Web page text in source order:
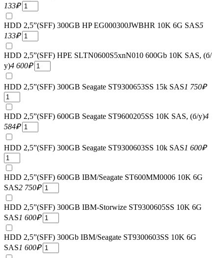
133₽
HDD 2,5”(SFF) 300GB HP EG000300JWBHR 10K 6G SAS5
133₽
HDD 2,5”(SFF) HPE SLTN0600S5xnN010 600Gb 10K SAS, (б/
у)4 600₽
HDD 2,5”(SFF) 300GB Seagate ST9300653SS 15k SAS1 750₽
HDD 2,5”(SFF) 600GB Seagate ST9600205SS 10K SAS, (б/у)4
584₽
HDD 2,5”(SFF) 300GB Seagate ST9300603SS 10k SAS1 600₽
HDD 2,5”(SFF) 600GB IBM/Seagate ST600MM0006 10K 6G
SAS2 750₽
HDD 2,5”(SFF) 300GB IBM-Storwize ST9300605SS 10K 6G
SAS1 600₽
HDD 2,5”(SFF) 300Gb IBM/Seagate ST9300603SS 10K 6G
SAS1 600₽